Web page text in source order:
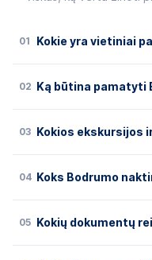
01 Kokie yra vietiniai
02 Ką būtina pamatyti
03 Kokios ekskursijos
04 Koks Bodrumo
05 Kokių dokumentų